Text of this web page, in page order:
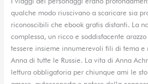
qualche modo riuscivano a scaricare sia
riconoscibili che ebook gratis distanti. La
complessa, un ricco e soddisfacente
tessere insieme innumerevoli fili di tema e
Anna di tutte le Russie. La vita di Anna
lettura obbligatoria per chiunque ami le